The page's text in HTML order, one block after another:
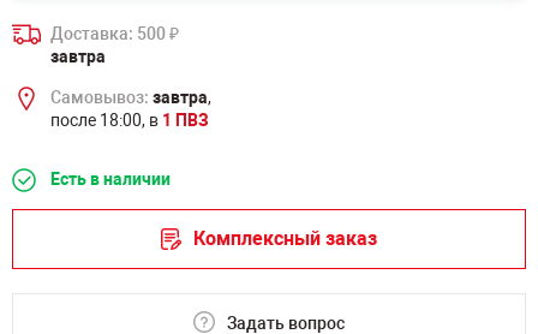
Доставка: 500₽
завтра
Самовывоз: завтра,
после 18:00, в 1 ПВЗ
Есть в наличии
Комплексный заказ
Задать вопрос